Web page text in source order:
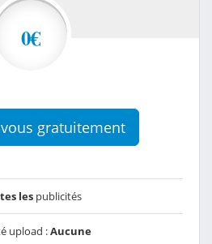
0€
gratuitement
les publicités
upload :Aucune